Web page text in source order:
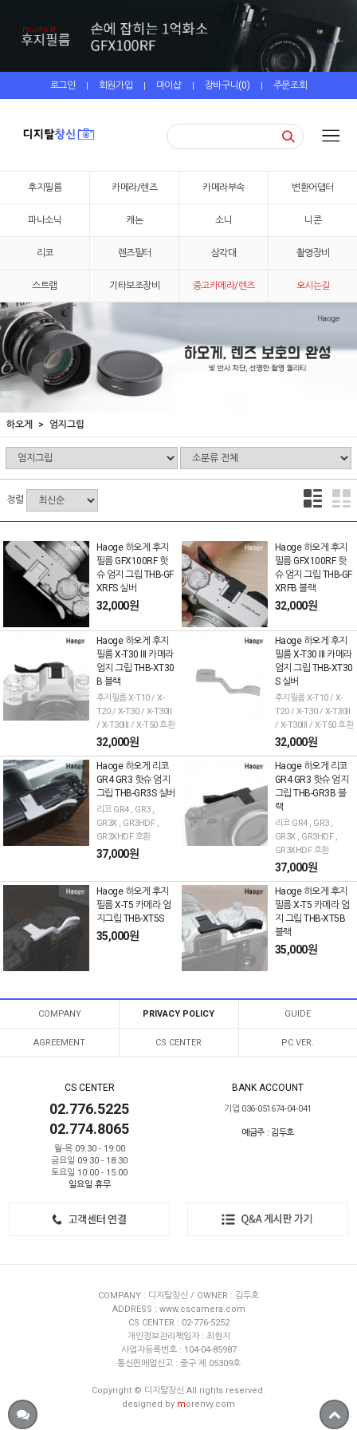
로그인 | 회원가입 | 마이샵 | 장바구니(0) | 주문조회
후지필름 카메라/렌즈 카메라부속 변환어댑터
파나소닉 캐논 소니 니콘
리코 렌즈필터 삼각대 촬영장비
스트랩 기타보조장비 중고카메라/렌즈 오시는길
하오게 엄지그립
정렬
Haoge 하오게 후지
필름 GFX100RF 핫
슈 엄지 그립 THB-GF
XRFS 실버
32,000원
Haoge 하오게 후지
필름 GFX100RF 핫
슈 엄지 그립 THB-GF
XRFB 블랙
32,000원
Haoge 하오게 후지
필름 X-T30 III 카메라
엄지 그립 THB-XT30
B 블랙
후지필름 X-T10 / X-
T20 / X-T30 / X-T30II
/ X-T30III / X-T50 호환
32,000원
Haoge 하오게 후지
필름 X-T30 III 카메라
엄지 그립 THB-XT30
S 실버
후지필름 X-T10 / X-
T20 / X-T30 / X-T30II
/ X-T30III / X-T50 호환
32,000원
Haoge 하오게 리코
GR4 GR3 핫슈 엄지
그립 THB-GR3S 실버
리코 GR4 , GR3 ,
GR3X , GR3HDF ,
GR3XHDF 호환
37,000원
Haoge 하오게 리코
GR4 GR3 핫슈 엄지
그립 THB-GR3B 블
랙
리코 GR4 , GR3 ,
GR3X , GR3HDF ,
GR3XHDF 호환
37,000원
Haoge 하오게 후지
필름 X-T5 카메라 엄
지그립 THB-XT5S
35,000원
Haoge 하오게 후지
필름 X-T5 카메라 엄
지 그립 THB-XT5B
블랙
35,000원
COMPANY PRIVACY POLICY GUIDE
AGREEMENT CS CENTER PC VER.
CS CENTER
02.776.5225
02.774.8065
월-목 09:30 - 19:00
금요일 09:30 - 18:30
토요일 10:00 - 15:00
일요일 휴무
BANK ACCOUNT
기업 036-051674-04-041
예금주 : 김두호
COMPANY : 디지탈창신 / OWNER : 김두호
ADDRESS : www.cscamera.com
CS CENTER : 02-776-5252
개인정보관리책임자 : 최현지
사업자등록번호 : 104-04-85987
통신판매업신고 : 중구 제 05309호
Copyright © 디지탈창신 All rights reserved.
designed by morenvy.com